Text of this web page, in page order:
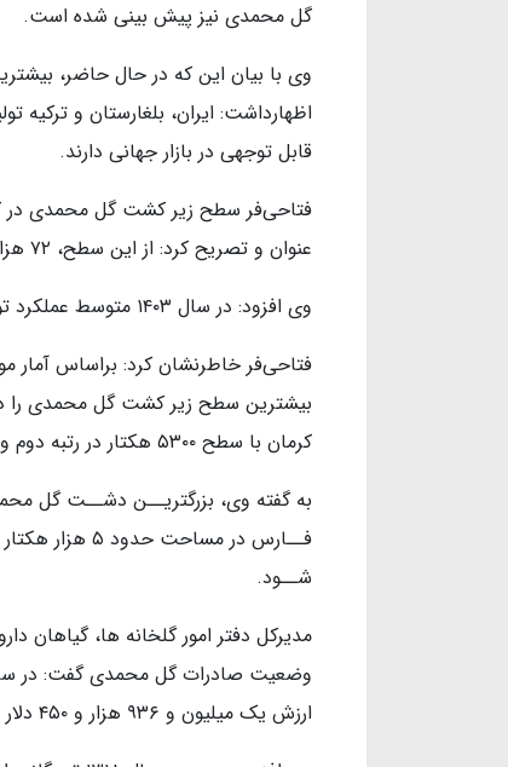
گل محمدی نیز پیش بینی شده است.
وی با بیان این که در حال حاضر،
اظهارداشت: ایران، بلغارستان و
قابل توجهی در بازار جهانی دارند.
عنوان و تصریح کرد: از این سطح، ۷۲ هزار و ۵۹۶ تن گل تر بدست آمده است .
وی افزود: در سال ۱۴۰۳ متوسط عملکرد تولید گل محمدی در هر هکتار ۳ تن در کشور بوده است.
بیشترین سطح زیر کشت گل محمدی را
کرمان با سطح ۵۳۰۰ هکتار در رتبه دوم و استان اصفهان با سطح ۴۲۶۰ هکتار در رتبه سوم قرار دارد.
به گفته وی، بزرگتریــن دشــت گل
فــارس در
شــود.
مدیرکل دفتر امور گلخانه ها، گیاهان
ارزش یک میلیون و ۹۳۶ هزار و ۴۵۰ دلار از کشور صادر شد.